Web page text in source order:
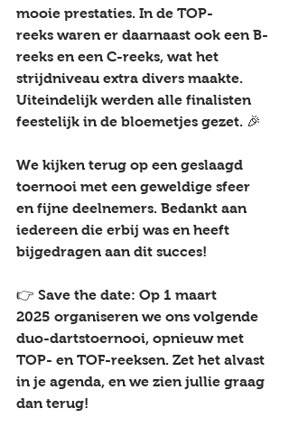
mooie prestaties. In de TOP-
reeks waren er daarnaast ook een B-
reeks en een C-reeks, wat het
strijdniveau extra divers maakte.
Uiteindelijk werden alle finalisten
feestelijk in de bloemetjes gezet. 🎉
We kijken terug op een geslaagd
toernooi met een geweldige sfeer
en fijne deelnemers. Bedankt aan
iedereen die erbij was en heeft
bijgedragen aan dit succes!
👉 Save the date: Op 1 maart
2025 organiseren we ons volgende
duo-dartstoernooi, opnieuw met
TOP- en TOF-reeksen. Zet het alvast
in je agenda, en we zien jullie graag
dan terug!